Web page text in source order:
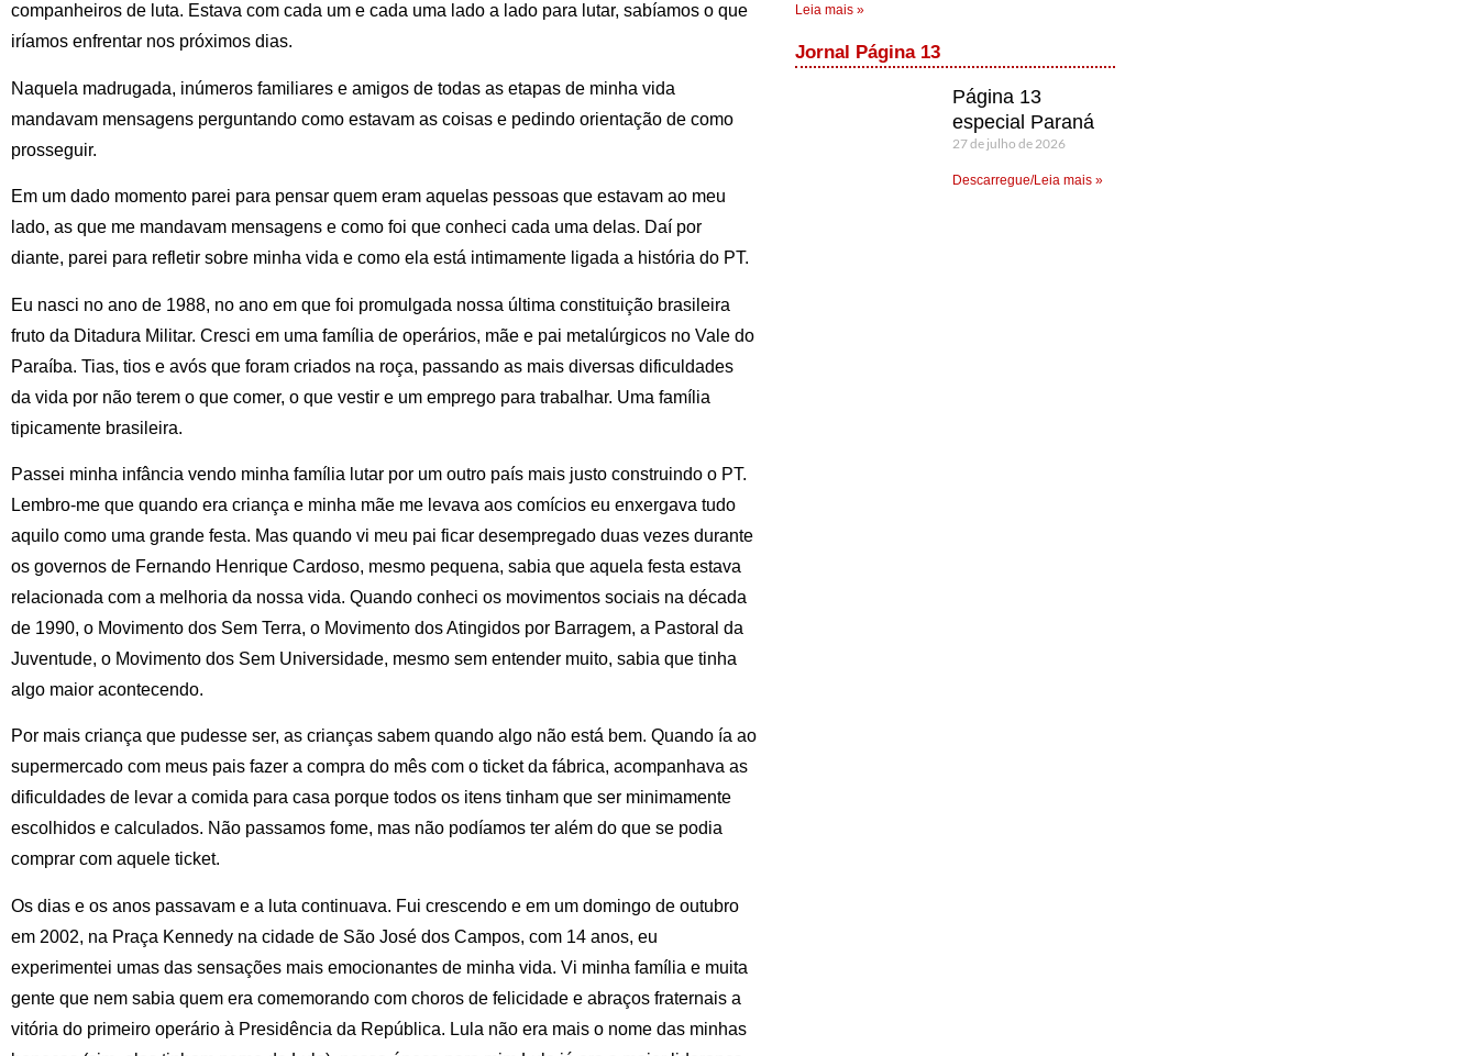
companheiros de luta. Estava com cada um e cada uma lado a lado para lutar, sabíamos o que
iríamos enfrentar nos próximos dias.
Naquela madrugada, inúmeros familiares e amigos de todas as etapas de minha vida
mandavam mensagens perguntando como estavam as coisas e pedindo orientação de como
prosseguir.
Em um dado momento parei para pensar quem eram aquelas pessoas que estavam ao meu
lado, as que me mandavam mensagens e como foi que conheci cada uma delas. Daí por
diante, parei para refletir sobre minha vida e como ela está intimamente ligada a história do PT.
Eu nasci no ano de 1988, no ano em que foi promulgada nossa última constituição brasileira
fruto da Ditadura Militar. Cresci em uma família de operários, mãe e pai metalúrgicos no Vale do
Paraíba. Tias, tios e avós que foram criados na roça, passando as mais diversas dificuldades
da vida por não terem o que comer, o que vestir e um emprego para trabalhar. Uma família
tipicamente brasileira.
Passei minha infância vendo minha família lutar por um outro país mais justo construindo o PT.
Lembro-me que quando era criança e minha mãe me levava aos comícios eu enxergava tudo
aquilo como uma grande festa. Mas quando vi meu pai ficar desempregado duas vezes durante
os governos de Fernando Henrique Cardoso, mesmo pequena, sabia que aquela festa estava
relacionada com a melhoria da nossa vida. Quando conheci os movimentos sociais na década
de 1990, o Movimento dos Sem Terra, o Movimento dos Atingidos por Barragem, a Pastoral da
Juventude, o Movimento dos Sem Universidade, mesmo sem entender muito, sabia que tinha
algo maior acontecendo.
Por mais criança que pudesse ser, as crianças sabem quando algo não está bem. Quando ía ao
supermercado com meus pais fazer a compra do mês com o ticket da fábrica, acompanhava as
dificuldades de levar a comida para casa porque todos os itens tinham que ser minimamente
escolhidos e calculados. Não passamos fome, mas não podíamos ter além do que se podia
comprar com aquele ticket.
Os dias e os anos passavam e a luta continuava. Fui crescendo e em um domingo de outubro
em 2002, na Praça Kennedy na cidade de São José dos Campos, com 14 anos, eu
experimentei umas das sensações mais emocionantes de minha vida. Vi minha família e muita
gente que nem sabia quem era comemorando com choros de felicidade e abraços fraternais a
vitória do primeiro operário à Presidência da República. Lula não era mais o nome das minhas
Leia mais »
Jornal Página 13
Página 13
especial Paraná
27 de julho de 2026
Descarregue/Leia mais »